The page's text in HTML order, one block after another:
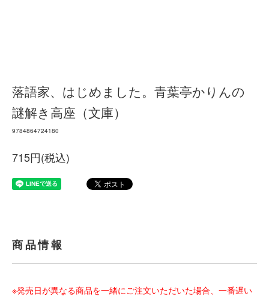
落語家、はじめました。青葉亭かりんの
謎解き高座（文庫）
9784864724180
715円(税込)
商品情報
※発売日が異なる商品を一緒にご注文いただいた場合、一番遅い